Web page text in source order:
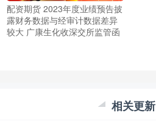
配资期货 2023年度业绩预告披
露财务数据与经审计数据差异
较大 广康生化收深交所监管函
相关更新